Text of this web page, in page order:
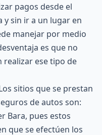
pagos desde el
y sin ir a un lugar en
manejar por medio
es que no
realizar ese tipo de
sitios que se prestan
de autos son:
Bara, pues estos
que se efectúen los